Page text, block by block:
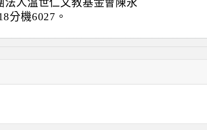
法人溫世仁文教基金會陳永
分機6027。